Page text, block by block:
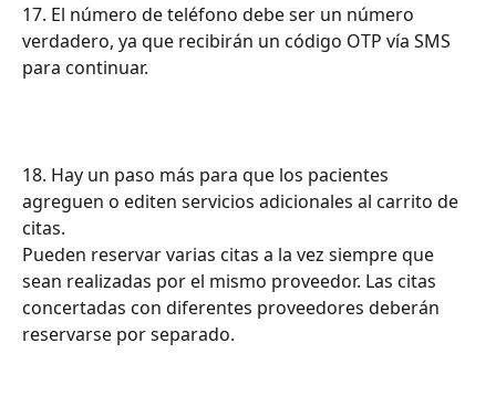
17. El número de teléfono debe ser un número
verdadero, ya que recibirán un código OTP vía SMS
para continuar.
18. Hay un paso más para que los pacientes
agreguen o editen servicios adicionales al carrito de
citas.
Pueden reservar varias citas a la vez siempre que
sean realizadas por el mismo proveedor. Las citas
concertadas con diferentes proveedores deberán
reservarse por separado.